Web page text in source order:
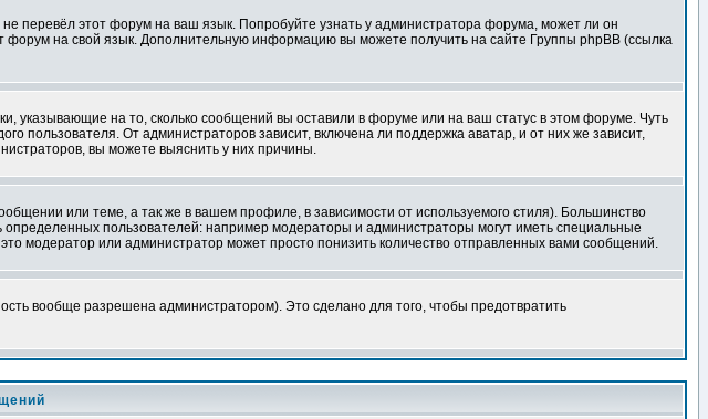
перевёл этот форум на ваш язык. Попробуйте узнать у администратора форума, может ли он
форум на свой язык. Дополнительную информацию вы можете получить на сайте Группы phpBB (ссылка
указывающие на то, сколько сообщений вы оставили в форуме или на ваш статус в этом форуме. Чуть
пользователя. От администраторов зависит, включена ли поддержка аватар, и от них же зависит,
вы можете выяснить у них причины.
или теме, а так же в вашем профиле, в зависимости от используемого стиля). Большинство
пользователей: например модераторы и администраторы могут иметь специальные
модератор или администратор может просто понизить количество отправленных вами сообщений.
вообще разрешена администратором). Это сделано для того, чтобы предотвратить